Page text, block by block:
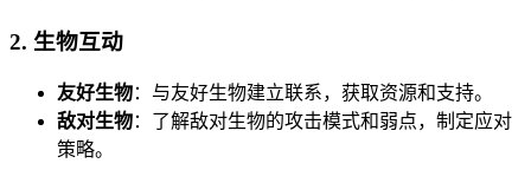
2. 生物互动
友好生物：与友好生物建立联系，获取资源和支持。
敌对生物：了解敌对生物的攻击模式和弱点，制定应对
策略。